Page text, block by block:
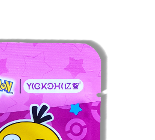
REZANCE
PŠENIČNÉ REZANCE